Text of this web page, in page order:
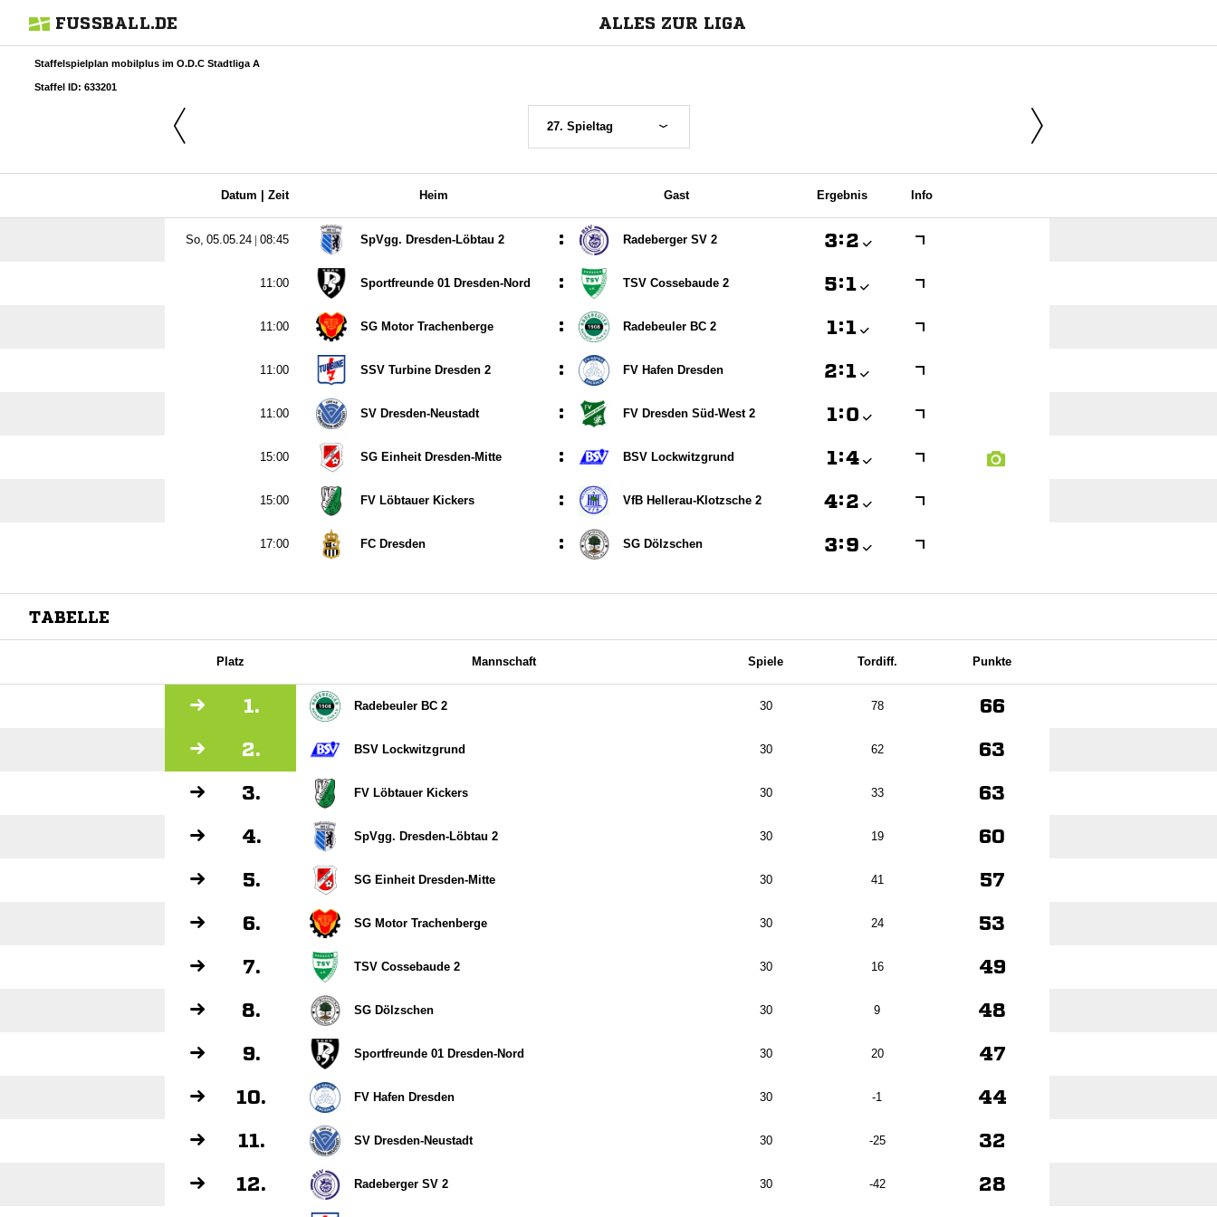
FUSSBALL.DE ALLES ZUR LIGA
Staffelspielplan mobilplus im O.D.C Stadtliga A
Staffel ID: 633201
27. Spieltag
Datum | Zeit Heim Gast Ergebnis Info
  |  SpVgg. Dresden-Löbtau 2 : Radeberger SV 2 :
 Sportfreunde 01 Dresden-Nord : TSV Cossebaude 2 :
 SG Motor Trachenberge : Radebeuler BC 2 :
 SSV Turbine Dresden 2 : FV Hafen Dresden :
 SV Dresden-Neustadt : FV Dresden Süd-West 2 :
 SG Einheit Dresden-Mitte : BSV Lockwitzgrund :
 FV Löbtauer Kickers : VfB Hellerau-Klotzsche 2 :
 FC Dresden : SG Dölzschen :
TABELLE
Platz Mannschaft Spiele Tordiff. Punkte
1. Radebeuler BC 2 30 78 66
2. BSV Lockwitzgrund 30 62 63
3. FV Löbtauer Kickers 30 33 63
4. SpVgg. Dresden-Löbtau 2 30 19 60
5. SG Einheit Dresden-Mitte 30 41 57
6. SG Motor Trachenberge 30 24 53
7. TSV Cossebaude 2 30 16 49
8. SG Dölzschen 30 9 48
9. Sportfreunde 01 Dresden-Nord 30 20 47
10. FV Hafen Dresden 30 -1 44
11. SV Dresden-Neustadt 30 -25 32
12. Radeberger SV 2 30 -42 28